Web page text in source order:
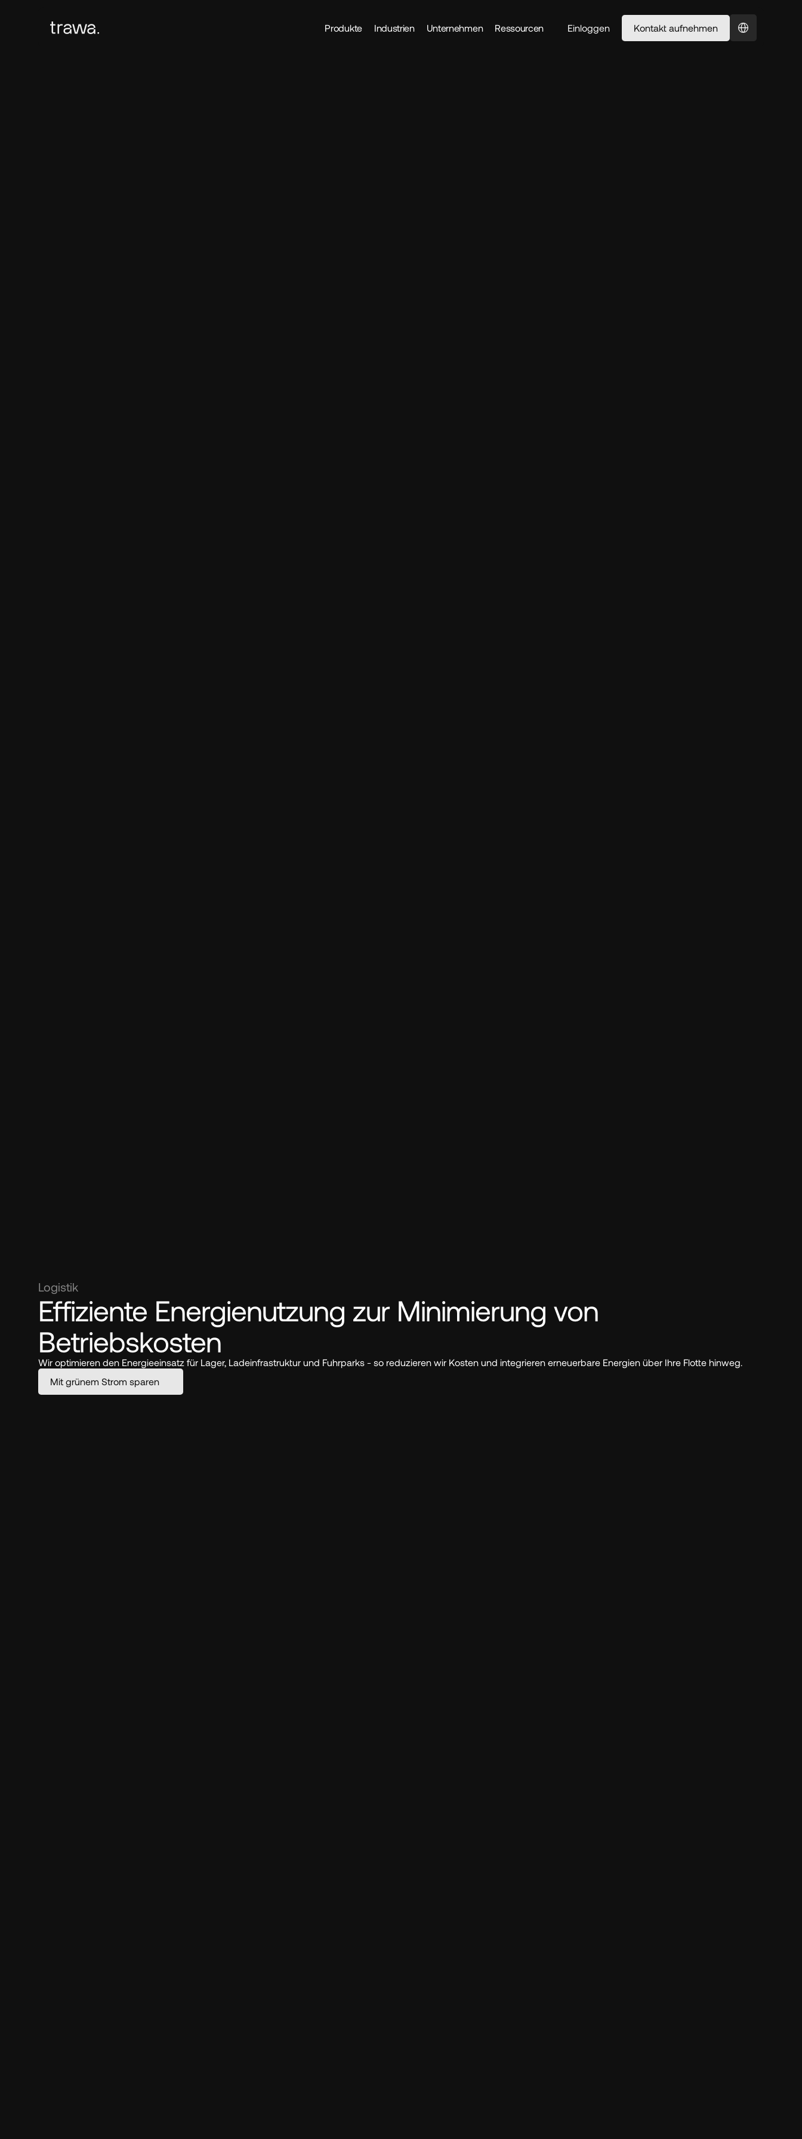
Produkte Industrien Unternehmen Ressourcen Einloggen Kontakt aufnehmen
Select Language
Logistik
Effiziente Energienutzung zur Minimierung von
Betriebskosten
Wir optimieren den Energieeinsatz für Lager, Ladeinfrastruktur und Fuhrparks - so reduzieren wir Kosten und integrieren erneuerbare Energien über Ihre Flotte hinweg.
Mit grünem Strom sparen